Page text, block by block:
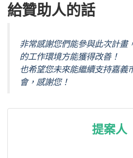
給贊助人的話
非常感謝您們能參與此次計畫
的工作環境方能獲得改善！
也希望您未來能繼續支持嘉義
會，感謝您！
提案人